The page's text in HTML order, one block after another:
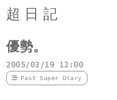
超日記
優勢。
2005/03/19 12:00
Past Super Diary